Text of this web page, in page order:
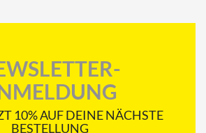
10% AUF DEINE NÄCHSTE
BESTELLUNG